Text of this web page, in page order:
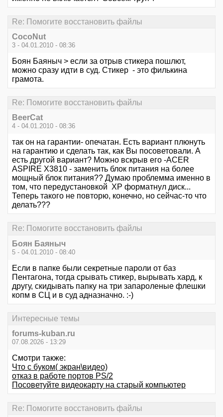
Re: Помогите восстановить файлы
CocoNut
3 - 04.01.2010 - 08:36
Боян Баяныч > если за отрыв стикера пошлют,
можно сразу идти в суд. Стикер - это филькина
грамота.
Re: Помогите восстановить файлы
BeerCat
4 - 04.01.2010 - 08:36
так он на гарантии- опечатан. Есть вариант плюнуть
на гарантию и сделать так, как Вы посоветовали. А
есть другой вариант? Можно вскрыв его -ACER
ASPIRE X3810 - заменить блок питания на более
мощный блок питания?? Думаю проблемма именно в
том, что передустановкой ХР форматнул диск...
Теперь такого не повторю, конечно, но сейчас-то что
делать???
Re: Помогите восстановить файлы
Боян Баяныч
5 - 04.01.2010 - 08:40
Если в папке были секретные пароли от баз
Пентагона, тогда срывать стикер, вырывать хард, к
другу, скидывать папку на три запароленые флешки
копм в СЦ и в суд адназначно. :-)
Интересные темы
forums-kuban.ru
07.08.2026 - 13:29
Смотри также:
Что с буком( экран\видео)
отказ в работе портов PS/2
Посоветуйте видеокарту на старый компьютер
Re: Помогите восстановить файлы